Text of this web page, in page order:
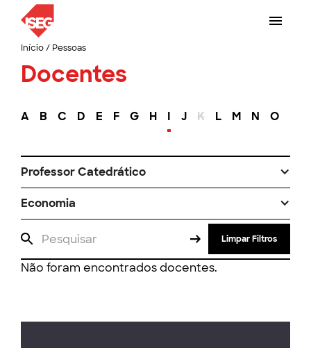
Início/ Pessoas
Docentes
A B C D E F G H I J K L M N O
Professor Catedrático
Economia
Limpar Filtros
Não foram encontrados docentes.